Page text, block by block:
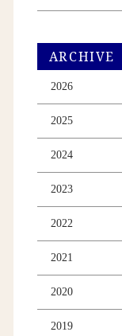
ARCHIVE
2026
2025
2024
2023
2022
2021
2020
2019